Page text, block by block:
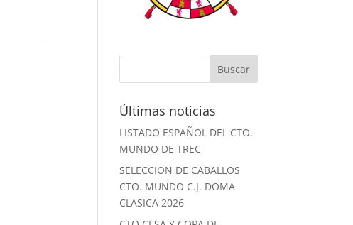
Últimas noticias
LISTADO ESPAÑOL DEL CTO.
MUNDO DE TREC
SELECCION DE CABALLOS
CTO. MUNDO C.J. DOMA
CLASICA 2026